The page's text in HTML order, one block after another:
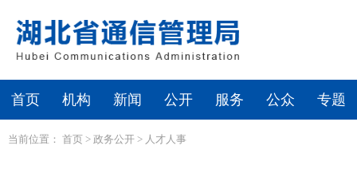
首页 机构 新闻 公开 服务 公众 专题
当前位置： 首页 > 政务公开 > 人才人事